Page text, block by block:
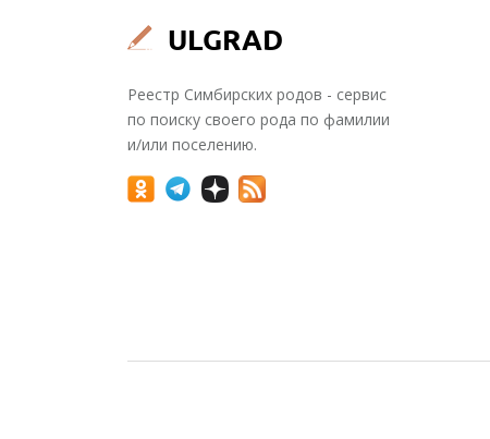
Реестр Симбирских родов - сервис
по поиску своего рода по фамилии
и/или поселению.